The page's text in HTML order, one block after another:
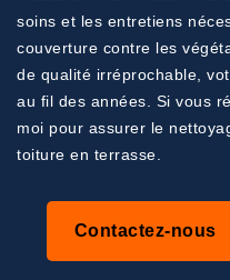
soins et les entretiens
couverture contre les
de qualité irréprochable,
au fil des années. Si vous
moi pour assurer le
toiture en terrasse.
Contactez-nous